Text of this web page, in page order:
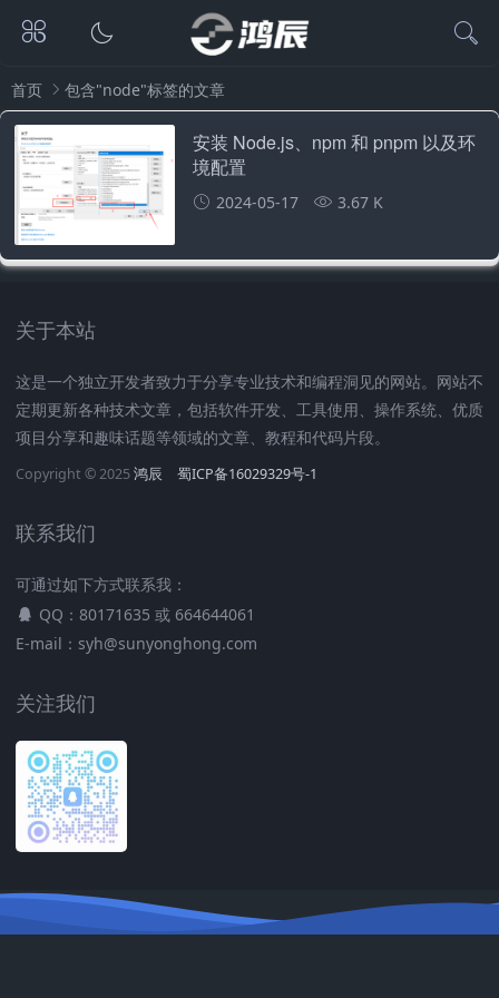
首页 包含"node"标签的文章
安装 Node.js、npm 和 pnpm 以及环
境配置
2024-05-17 3.67 K
关于本站
这是一个独立开发者致力于分享专业技术和编程洞见的网站。网站不
定期更新各种技术文章，包括软件开发、工具使用、操作系统、优质
项目分享和趣味话题等领域的文章、教程和代码片段。
Copyright © 2025鸿辰 蜀ICP备16029329号-1
联系我们
可通过如下方式联系我：
QQ：80171635 或 664644061
E-mail：syh@sunyonghong.com
关注我们